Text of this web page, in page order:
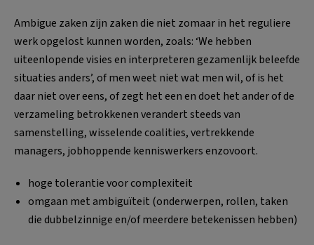
Ambigue zaken zijn zaken die niet zomaar in het reguliere
werk opgelost kunnen worden, zoals: ‘We hebben
uiteenlopende visies en interpreteren gezamenlijk beleefde
situaties anders’, of men weet niet wat men wil, of is het
daar niet over eens, of zegt het een en doet het ander of de
verzameling betrokkenen verandert steeds van
samenstelling, wisselende coalities, vertrekkende
managers, jobhoppende kenniswerkers enzovoort.
hoge tolerantie voor complexiteit
omgaan met ambiguïteit (onderwerpen, rollen, taken
die dubbelzinnige en/of meerdere betekenissen hebben)